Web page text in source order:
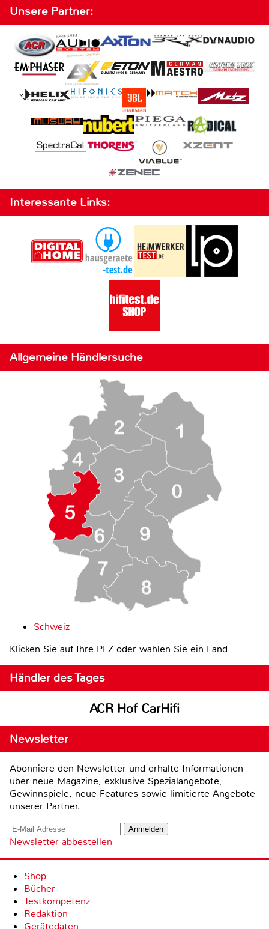
Unsere Partner:
Interessante Links:
Allgemeine Händlersuche
Schweiz
Klicken Sie auf Ihre PLZ oder wählen Sie ein Land
Händler des Tages
ACR Hof CarHifi
Newsletter
Abonniere den Newsletter und erhalte Informationen
über neue Magazine, exklusive Spezialangebote,
Gewinnspiele, neue Features sowie limitierte Angebote
unserer Partner.
Newsletter abbestellen
Shop
Bücher
Testkompetenz
Redaktion
Gerätedaten